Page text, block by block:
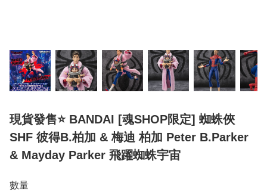
現貨發售⭐ BANDAI [魂SHOP限定] 蜘蛛俠
SHF 彼得B.柏加 & 梅迪 柏加 Peter B.Parker
& Mayday Parker 飛躍蜘蛛宇宙
數量